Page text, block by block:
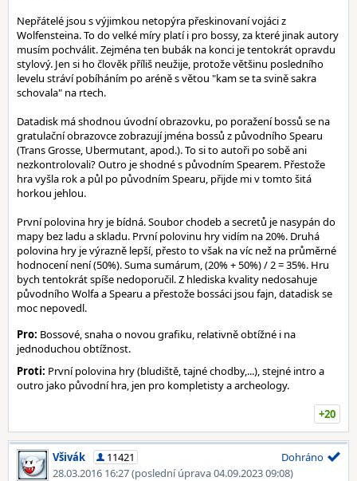
Nepřátelé jsou s výjimkou netopýra přeskinovaní vojáci z
Wolfensteina. To do velké míry platí i pro bossy, za které jinak autory
musím pochválit. Zejména ten bubák na konci je tentokrát opravdu
stylový. Jen si ho člověk příliš neužije, protože většinu posledního
levelu stráví pobíháním po aréně s větou "kam se ta svině sakra
schovala" na rtech.
Datadisk má shodnou úvodní obrazovku, po poražení bossů se na
gratulační obrazovce zobrazují jména bossů z původního Spearu
(Trans Grosse, Ubermutant, apod.). To si to autoři po sobě ani
nezkontrolovali? Outro je shodné s původním Spearem. Přestože
hra vyšla rok a půl po původním Spearu, přijde mi v tomto šitá
horkou jehlou.
První polovina hry je bídná. Soubor chodeb a secretů je nasypán do
mapy bez ladu a skladu. První polovinu hry vidím na 20%. Druhá
polovina hry je výrazně lepší, přesto to však na víc než na průměrné
hodnocení není (50%). Suma sumárum, (20% + 50%) / 2 = 35%. Hru
bych tentokrát spíše nedoporučil. Z hlediska kvality nedosahuje
původního Wolfa a Spearu a přestože bossáci jsou fajn, datadisk se
moc nepovedl.
Pro: Bossové, snaha o novou grafiku, relativně obtížné i na
jednoduchou obtížnost.
Proti: První polovina hry (bludiště, tajné chodby,...), stejné intro a
outro jako původní hra, jen pro kompletisty a archeology.
+20
Všivák
11421
28.03.2016 16:27(poslední úprava 04.09.2023 09:08)
Dohráno